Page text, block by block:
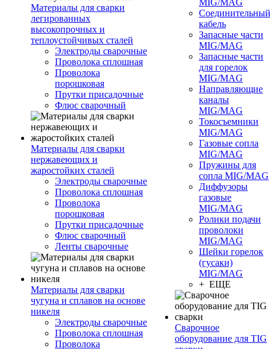
Материалы для сварки
легированных
высокопрочных и
теплоустойчивых сталей
Электроды сварочные
Проволока сплошная
Проволока
порошковая
Прутки присадочные
Флюс сварочный
Материалы для сварки
нержавеющих и
жаростойких сталей
Электроды сварочные
Проволока сплошная
Проволока
порошковая
Прутки присадочные
Флюс сварочный
Ленты сварочные
Материалы для сварки
чугуна и сплавов на основе
никеля
Электроды сварочные
Проволока сплошная
Проволока
MIG/MAG
Соединительный
кабель
Запасные части
MIG/MAG
Запасные части
для горелок
MIG/MAG
Направляющие
каналы
MIG/MAG
Токосъемники
MIG/MAG
Газовые сопла
MIG/MAG
Пружины для
сопла MIG/MAG
Диффузоры
газовые
MIG/MAG
Ролики подачи
проволоки
MIG/MAG
Шейки горелок
(гусаки)
MIG/MAG
+ ЕЩЕ
Сварочное
оборудование для TIG